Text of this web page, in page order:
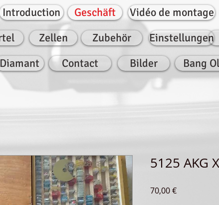
Introduction Geschäft Vidéo de montage
Zellen Zubehör Einstellungen
Diamant
Contact Bilder Bang
5125 AKG
70,00 €Preis